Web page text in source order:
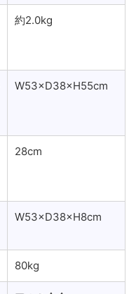
約2.0kg
W53×D38×H55cm
28cm
W53×D38×H8cm
80kg